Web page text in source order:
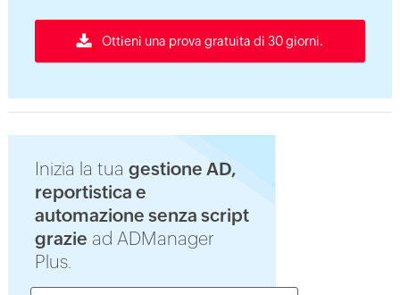
Ottieni una prova gratuita di 30 giorni.
Inizia la tua gestione AD,
reportistica e
automazione senza script
grazie ad ADManager
Plus.